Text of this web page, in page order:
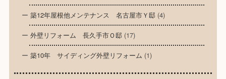
築12年屋根他メンテナンス 名古屋市Ｙ邸(4)
外壁リフォーム 長久手市Ｏ邸(17)
築10年 サイディング外壁リフォーム (1)